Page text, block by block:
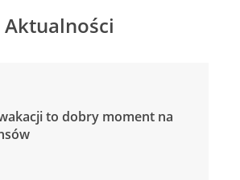
Aktualności
to dobry moment na